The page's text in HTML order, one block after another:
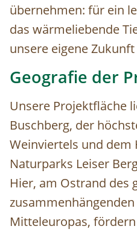
übernehmen: für ein
das wärmeliebende
unsere eigene
Geografie der
Unsere Projektfläche
Buschberg, der
Weinviertels und dem
Naturparks Leiser
Hier, am Ostrand des
Mitteleuropas,